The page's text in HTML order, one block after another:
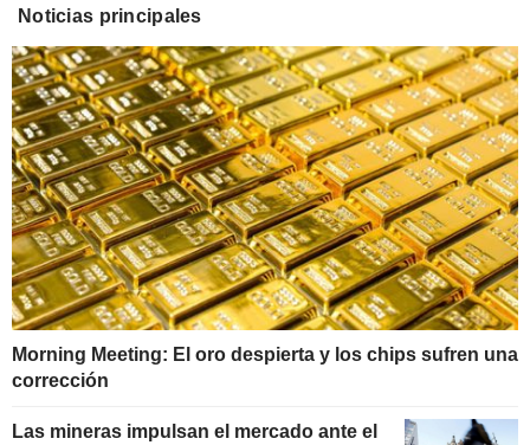
Noticias principales
Morning Meeting: El oro despierta y los chips sufren una
corrección
Las mineras impulsan el mercado ante el